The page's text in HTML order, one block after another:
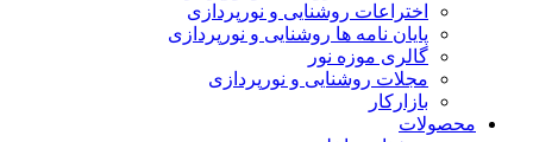
اختراعات روشنایی و نورپردازی
پایان نامه ها روشنایی و نورپردازی
گالری موزه نور
مجلات روشنایی و نورپردازی
بازارکار
محصولات